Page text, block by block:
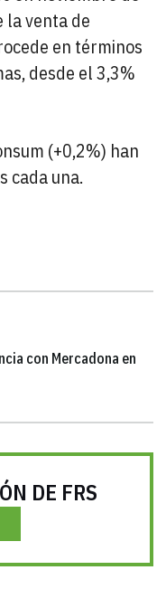
la venta de
en términos
desde el 3,3%
(+0,2%) han
cada una.
con Mercadona en
DE FRS